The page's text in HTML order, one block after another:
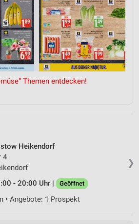
Themen entdecken!
❯
Heikendorf
4
- 20:00 Uhr |
Geöffnet
• Angebote: 1 Prospekt